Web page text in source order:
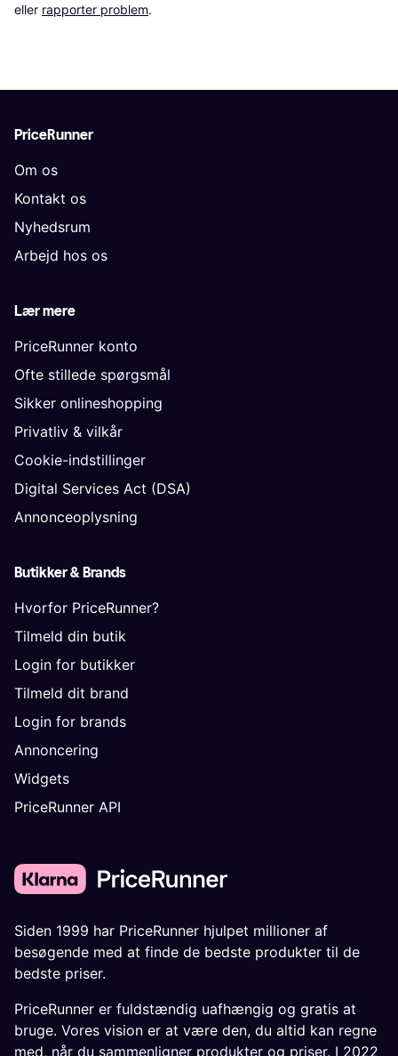
eller rapporter problem.
PriceRunner
Om os
Kontakt os
Nyhedsrum
Arbejd hos os
Lær mere
PriceRunner konto
Ofte stillede spørgsmål
Sikker onlineshopping
Privatliv & vilkår
Cookie-indstillinger
Digital Services Act (DSA)
Annonceoplysning
Butikker & Brands
Hvorfor PriceRunner?
Tilmeld din butik
Login for butikker
Tilmeld dit brand
Login for brands
Annoncering
Widgets
PriceRunner API
Siden 1999 har PriceRunner hjulpet millioner af
besøgende med at finde de bedste produkter til de
bedste priser.
PriceRunner er fuldstændig uafhængig og gratis at
bruge. Vores vision er at være den, du altid kan regne
med, når du sammenligner produkter og priser. I 2022